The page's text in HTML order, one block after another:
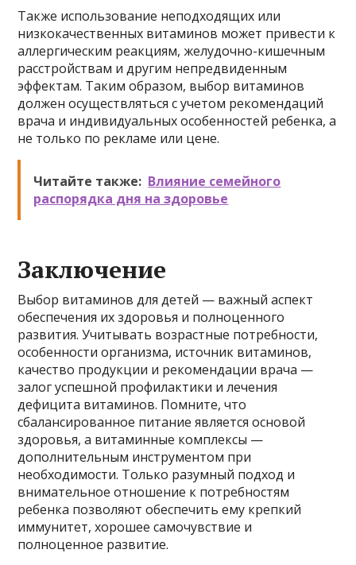
Также использование неподходящих или
низкокачественных витаминов может привести к
аллергическим реакциям, желудочно-кишечным
расстройствам и другим непредвиденным
эффектам. Таким образом, выбор витаминов
должен осуществляться с учетом рекомендаций
врача и индивидуальных особенностей ребенка, а
не только по рекламе или цене.
Читайте также: Влияние семейного
распорядка дня на здоровье
Заключение
Выбор витаминов для детей — важный аспект
обеспечения их здоровья и полноценного
развития. Учитывать возрастные потребности,
особенности организма, источник витаминов,
качество продукции и рекомендации врача —
залог успешной профилактики и лечения
дефицита витаминов. Помните, что
сбалансированное питание является основой
здоровья, а витаминные комплексы —
дополнительным инструментом при
необходимости. Только разумный подход и
внимательное отношение к потребностям
ребенка позволяют обеспечить ему крепкий
иммунитет, хорошее самочувствие и
полноценное развитие.